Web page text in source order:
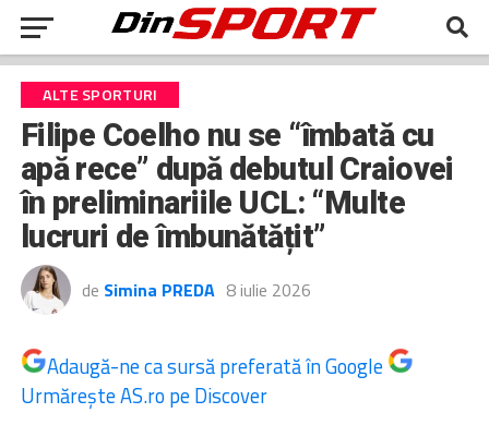
ALTE SPORTURI
Filipe Coelho nu se “îmbată cu
apă rece” după debutul Craiovei
în preliminariile UCL: “Multe
lucruri de îmbunătățit”
de Simina PREDA 8 iulie 2026
Adaugă-ne ca sursă preferată în Google
Urmărește AS.ro pe Discover